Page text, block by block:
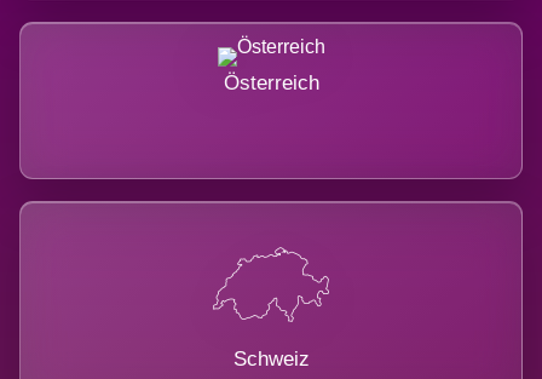
Österreich
Schweiz